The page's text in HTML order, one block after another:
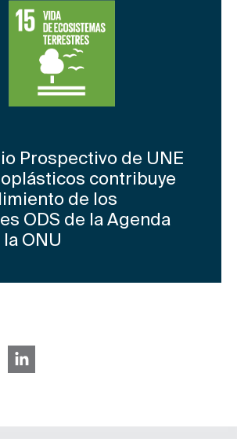
Prospectivo de UNE
contribuye
de los
ODS de la Agenda
ONU